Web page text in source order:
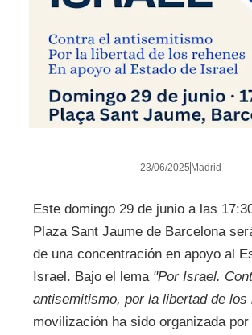
23/06/2025 Madrid
Este domingo 29 de junio a las
Plaza Sant Jaume de Barcelona
de una concentración en apoyo al
Israel. Bajo el lema "Por Israel.
antisemitismo, por la libertad de los
movilización ha sido organizada